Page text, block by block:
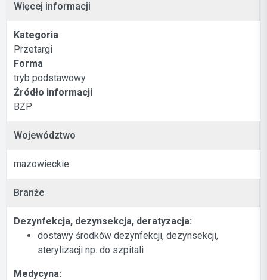
Więcej informacji
Kategoria
Przetargi
Forma
tryb podstawowy
Źródło informacji
BZP
Województwo
mazowieckie
Branże
Dezynfekcja, dezynsekcja, deratyzacja:
dostawy środków dezynfekcji, dezynsekcji,
sterylizacji np. do szpitali
Medycyna: